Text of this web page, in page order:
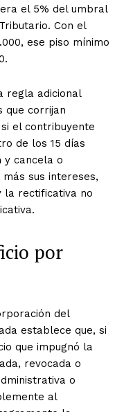
el 5% del umbral
Con el
ese piso mínimo
regla adicional
que corrijan
el contribuyente
de los 15 días
y cancela o
sus intereses,
la rectificativa no
por
del
establece que, si
que impugnó la
revocada o
o
al